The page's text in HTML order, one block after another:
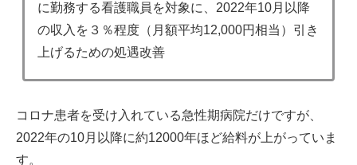
に勤務する看護職員を対象に、2022年10月以降
の収入を３％程度（月額平均12,000円相当）引き
上げるための処遇改善
コロナ患者を受け入れている急性期病院だけですが、
2022年の10月以降に約12000年ほど給料が上がっていま
す。